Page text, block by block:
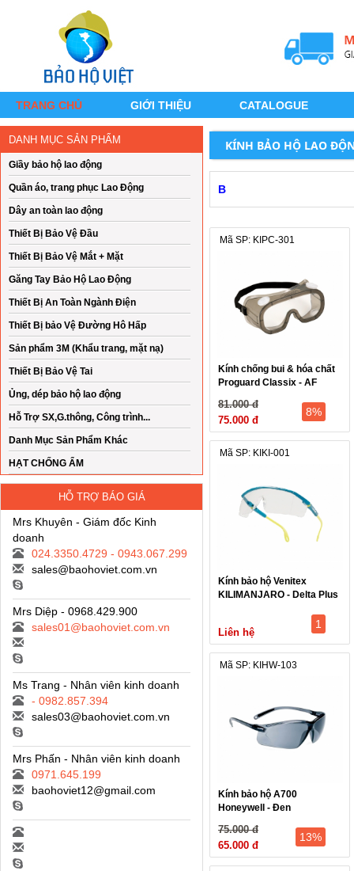
TRANG CHỦ GIỚI THIỆU CATALOGUE
DANH MỤC SẢN PHẨM
Giầy bảo hộ lao động
Quần áo, trang phục Lao Động
Dây an toàn lao động
Thiết Bị Bảo Vệ Đầu
Thiết Bị Bảo Vệ Mắt + Mặt
Găng Tay Bảo Hộ Lao Động
Thiết Bị An Toàn Ngành Điện
Thiết Bị bảo Vệ Đường Hô Hấp
Sản phẩm 3M (Khẩu trang, mặt nạ)
Thiết Bị Bảo Vệ Tai
Ủng, dép bảo hộ lao động
Hỗ Trợ SX,G.thông, Công trình...
Danh Mục Sản Phẩm Khác
HẠT CHỐNG ẨM
HỖ TRỢ BÁO GIÁ
Mrs Khuyên - Giám đốc Kinh
doanh
024.3350.4729 - 0943.067.299
sales@baohoviet.com.vn
Mrs Diệp - 0968.429.900
sales01@baohoviet.com.vn
Ms Trang - Nhân viên kinh doanh
- 0982.857.394
sales03@baohoviet.com.vn
Mrs Phấn - Nhân viên kinh doanh
0971.645.199
baohoviet12@gmail.com
KÍNH BẢO HỘ LAO
B
Mã SP: KIPC-301
Kính chống bui & hóa chất
Proguard Classix - AF
81.000 đ
75.000 đ
8%
Mã SP: KIKI-001
Kính bảo hộ Venitex
KILIMANJARO - Delta Plus
Liên hệ
1
Mã SP: KIHW-103
Kính bảo hộ A700
Honeywell - Đen
75.000 đ
65.000 đ
13%